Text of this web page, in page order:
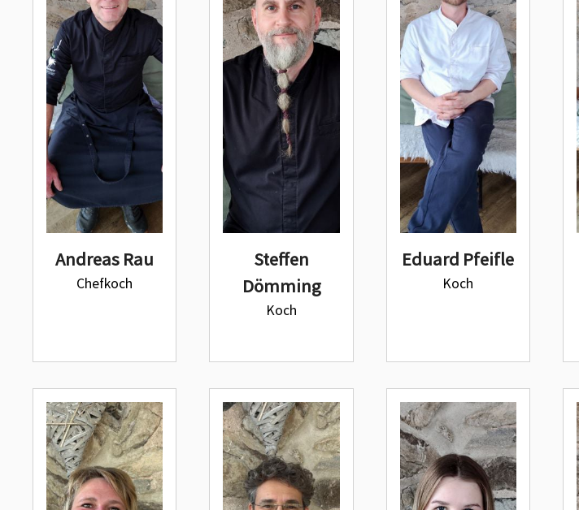
Andreas Rau
Chefkoch
Steffen
Dömming
Koch
Eduard Pfeifle
Koch